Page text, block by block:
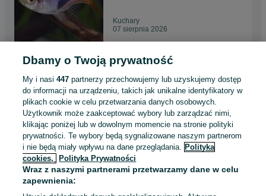
Kuchary
07 sierpnia 2026
Prystelka barwna (Pristella
maxillaris) WYSYŁKA
AKWAWIN
4 zł
Kuchary
07 sierpnia 2026
Fantom czerwony / Barwieniec
czerwony (Hyphessobrycon
Dbamy o Twoją prywatność
My i nasi447 partnerzy przechowujemy lub uzyskujemy dostęp
do informacji na urządzeniu, takich jak unikalne identyfikatory w
plikach cookie w celu przetwarzania danych osobowych.
Użytkownik może zaakceptować wybory lub zarządzać nimi,
klikając poniżej lub w dowolnym momencie na stronie polityki
prywatności. Te wybory będą sygnalizowane naszym partnerom
i nie będą miały wpływu na dane przeglądania. Polityka
cookies,
Polityka Prywatności
Wraz z naszymi partnerami przetwarzamy dane w celu
zapewnienia: